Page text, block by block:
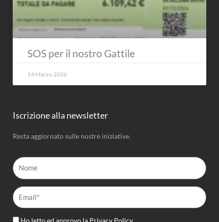
SOS per il nostro Gattile
14 Marzo 2026
Iscrizione alla newsletter
Resta aggiornato sulle nostre iniziative.
Nome
Email*
Ho letto ed approvo la Privacy Policy